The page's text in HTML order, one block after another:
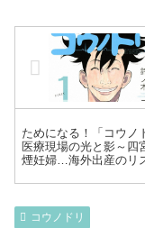
ためになる！「コウノ
医療現場の光と影～四
煙妊婦…海外出産のリ
編）あり～
コウノドリ